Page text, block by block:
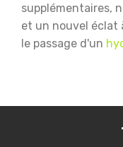
supplémentaires,
et un nouvel éclat
le passage d'un